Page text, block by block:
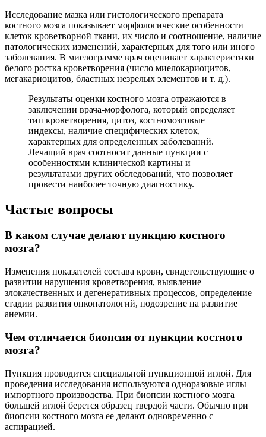
Исследование мазка или гистологического препарата
костного мозга показывает морфологические особенности
клеток кроветворной ткани, их число и соотношение, наличие
патологических изменений, характерных для того или иного
заболевания. В миелограмме врач оценивает характеристики
белого ростка кроветворения (число миелокариоцитов,
мегакариоцитов, бластных незрелых элементов и т. д.).
Результаты оценки костного мозга отражаются в
заключении врача-морфолога, который определяет
тип кроветворения, цитоз, костномозговые
индексы, наличие специфических клеток,
характерных для определенных заболеваний.
Лечащий врач соотносит данные пункции с
особенностями клинической картины и
результатами других обследований, что позволяет
провести наиболее точную диагностику.
Частые вопросы
В каком случае делают пункцию костного
мозга?
Изменения показателей состава крови, свидетельствующие о
развитии нарушения кроветворения, выявление
злокачественных и дегенеративных процессов, определение
стадии развития онкопатологий, подозрение на развитие
анемии.
Чем отличается биопсия от пункции костного
мозга?
Пункция проводится специальной пункционной иглой. Для
проведения исследования используются одноразовые иглы
импортного производства. При биопсии костного мозга
большей иглой берется образец твердой части. Обычно при
биопсии костного мозга ее делают одновременно с
аспирацией.